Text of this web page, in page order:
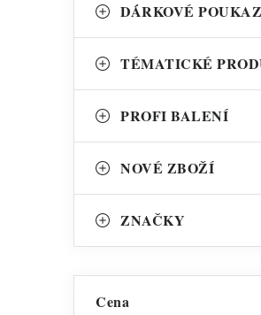
DÁRKOVÉ
TÉMATICKÉ
PROFI BALENÍ
NOVÉ ZBOŽÍ
ZNAČKY
Cena